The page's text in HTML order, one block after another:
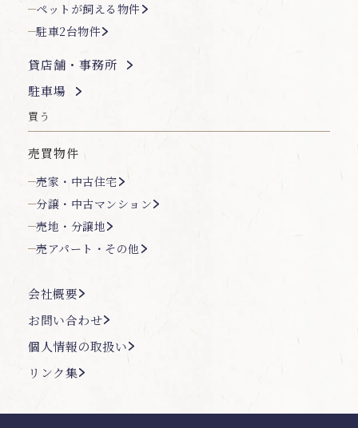
ペットが飼える物件
駐車2台物件
貸店舗・事務所
駐車場
買う
売買物件
売家・中古住宅
分譲・中古マンション
売地・分譲地
売アパート・その他
会社概要
お問い合わせ
個人情報の取扱い
リンク集